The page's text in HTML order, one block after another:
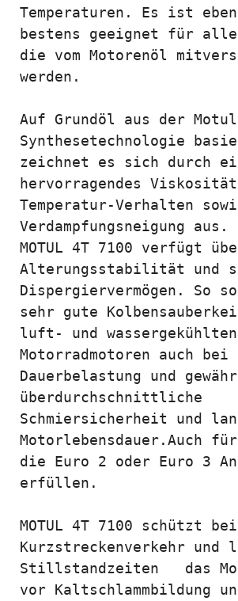
Temperaturen. Es ist
bestens geeignet für
die vom Motorenöl
werden.
Auf Grundöl aus der Motul
Synthesetechnologie
zeichnet es sich durch
hervorragendes
Temperatur-Verhalten
Verdampfungsneigung aus.
MOTUL 4T 7100 verfügt
Alterungsstabilität und
Dispergiervermögen. So
sehr gute
luft- und
Motorradmotoren auch bei
Dauerbelastung und
überdurchschnittliche
Schmiersicherheit und
Motorlebensdauer.Auch
die Euro 2 oder Euro 3
erfüllen.
MOTUL 4T 7100 schützt
Kurzstreckenverkehr und
Stillstandzeiten   das
vor Kaltschlammbildung